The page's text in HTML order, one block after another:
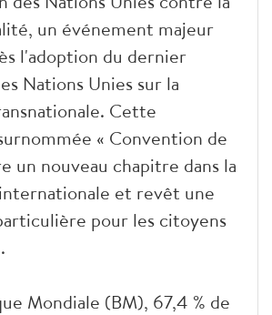
un événement majeur
l'adoption du dernier
Nations Unies sur la
Cette
« Convention de
un nouveau chapitre dans la
et revêt une
pour les citoyens
Mondiale (BM), 67,4 % de